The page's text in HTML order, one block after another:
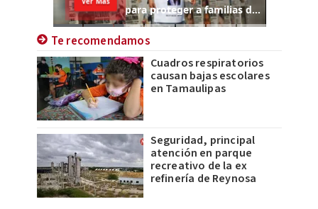
Te recomendamos
Cuadros respiratorios
causan bajas escolares
en Tamaulipas
Seguridad, principal
atención en parque
recreativo de la ex
refinería de Reynosa